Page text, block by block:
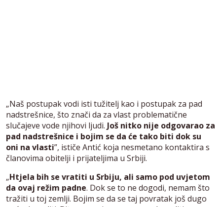
„Naš postupak vodi isti tužitelj kao i postupak za pad
nadstrešnice, što znači da za vlast problematične
slučajeve vode njihovi ljudi. Još nitko nije odgovarao za
pad nadstrešnice i bojim se da će tako biti dok su
oni na vlasti”, ističe Antić koja nesmetano kontaktira s
članovima obitelji i prijateljima u Srbiji.
„Htjela bih se vratiti u Srbiju, ali samo pod uvjetom
da ovaj režim padne. Dok se to ne dogodi, nemam što
tražiti u toj zemlji. Bojim se da se taj povratak još dugo